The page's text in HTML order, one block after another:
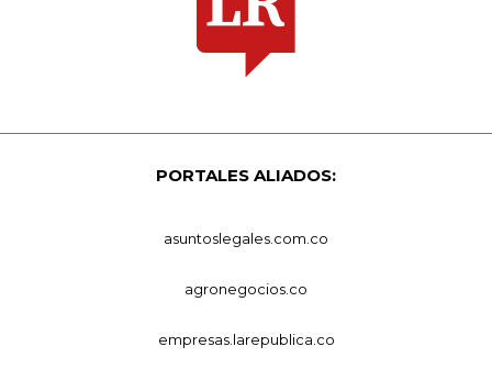
PORTALES ALIADOS:
asuntoslegales.com.co
agronegocios.co
empresas.larepublica.co